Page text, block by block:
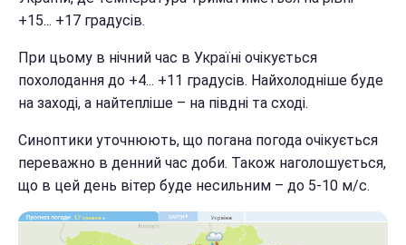
+15... +17 градусів.
При цьому в нічний час в Україні очікується
похолодання до +4... +11 градусів. Найхолодніше буде
на заході, а найтепліше – на півдні та сході.
Синоптики уточнюють, що погана погода очікується
переважно в денний час доби. Також наголошується,
що в цей день вітер буде несильним – до 5-10 м/с.